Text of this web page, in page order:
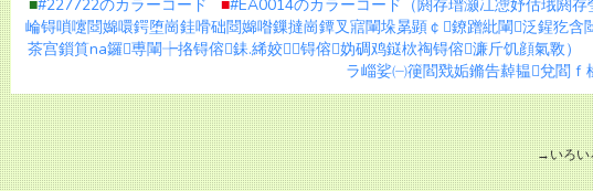
■#227722のカラーコード ■#EA0014のカラーコード（閼存瑨灏冮懘妤佸珴閼
崘锝嗩嚔閸嬵噮鍔堕崗銈嗗础閸嬵喒鏁撻崗鐔叉寣閳垛晜顕￠鐐蹭紕閳泛鍟犵含
茶宫鎻筫na鑼尃閳┾挌锝傛銇.絺姣锝傛妫碉鸡鎹栨祹锝傛濂斤饥顔氣斁）
ラ崰娑㈠箯閻戣姤鏅告繛韫兌閻ｆ
→いろい